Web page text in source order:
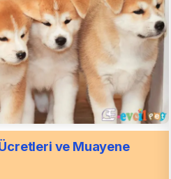
ve Muayene